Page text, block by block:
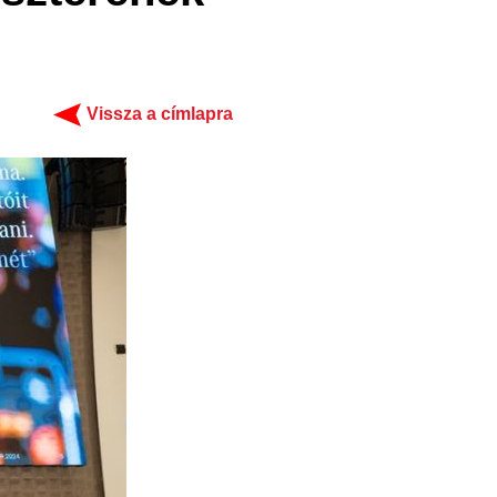
Vissza a címlapra